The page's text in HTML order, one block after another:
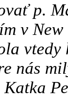
p.
v
nás